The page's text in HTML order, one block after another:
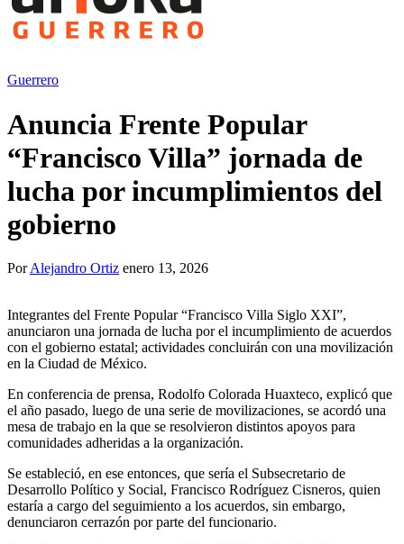
Guerrero
Anuncia Frente Popular
“Francisco Villa” jornada de
lucha por incumplimientos del
gobierno
PorAlejandro Ortiz enero 13, 2026
Integrantes del Frente Popular “Francisco Villa Siglo XXI”,
anunciaron una jornada de lucha por el incumplimiento de acuerdos
con el gobierno estatal; actividades concluirán con una movilización
en la Ciudad de México.
En conferencia de prensa, Rodolfo Colorada Huaxteco, explicó que
el año pasado, luego de una serie de movilizaciones, se acordó una
mesa de trabajo en la que se resolvieron distintos apoyos para
comunidades adheridas a la organización.
Se estableció, en ese entonces, que sería el Subsecretario de
Desarrollo Político y Social, Francisco Rodríguez Cisneros, quien
estaría a cargo del seguimiento a los acuerdos, sin embargo,
denunciaron cerrazón por parte del funcionario.